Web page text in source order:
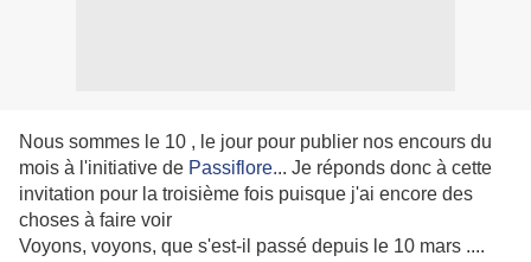
Nous sommes le 10 , le jour pour publier nos encours du
mois à l'initiative de Passiflore... Je réponds donc à cette
invitation pour la troisième fois puisque j'ai encore des
choses à faire voir
Voyons, voyons, que s'est-il passé depuis le 10 mars ....